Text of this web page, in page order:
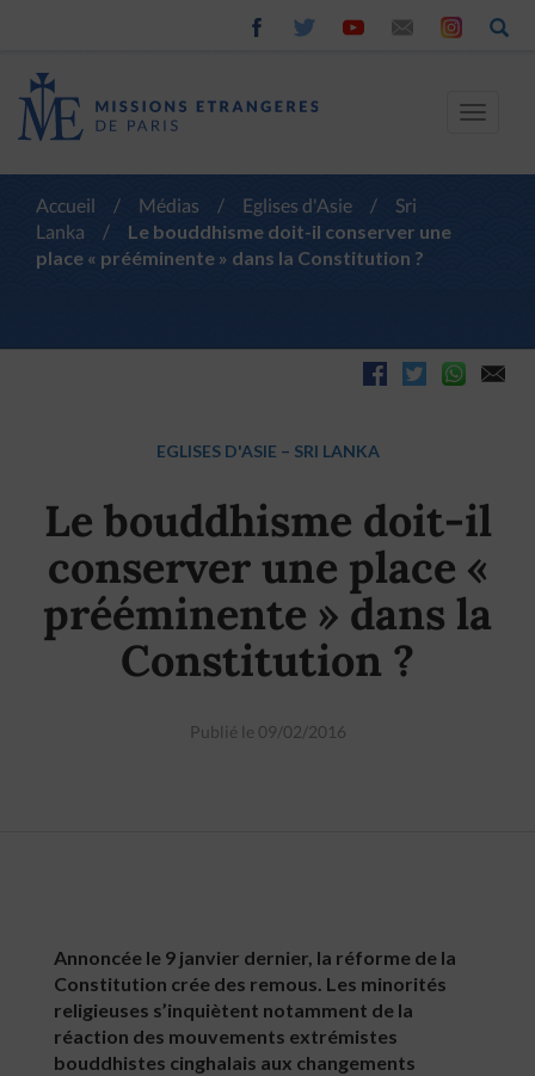
Toggle
Accueil / Médias / Eglises d'Asie /
Sri
Lanka
/
Le bouddhisme doit-il conserver une
place « prééminente » dans la Constitution ?
EGLISES D'ASIE – SRI LANKA
Le bouddhisme doit-il
conserver une place «
prééminente » dans la
Constitution ?
Publié le 09/02/2016
Annoncée le 9 janvier dernier, la réforme de la
Constitution crée des remous. Les minorités
religieuses s’inquiètent notamment de la
réaction des mouvements extrémistes
bouddhistes cinghalais aux changements